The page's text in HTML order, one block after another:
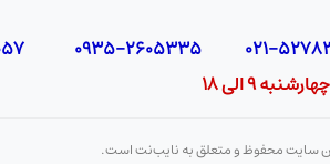
9 الی 18
سایت محفوظ و متعلق به نایب‌نت است.